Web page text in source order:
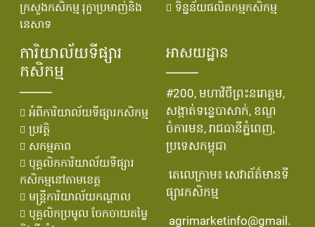
ក្រសួងកសិកម្ម រុក្ខាប្រមាញ់និង
នេសាទ
ទិន្នន័យផលិតកម្មកសិកម្ម
ការិយាល័យទីផ្សារ
កសិកម្ម
អំពីការិយាល័យទីផ្សារកសិកម្ម
ប្រវតិ្ត
សកម្មភាព
បុគ្គលិកការិយាល័យទីផ្សារ
កសិកម្មនៅតាមខេត្ត
មន្រ្ដីការិយាល័យកណ្ដាល
បុគ្គលិកប្រមូល ចែកចាយតម្លៃ
អាសយដ្ឋាន
#200, មហាវិថីព្រះនរោត្តម,
សង្កាត់ទន្លេបាសាក់, ខណ្ឌ
ចំការមន, រាជធានីភ្នំពេញ,
ប្រទេសកម្ពុជា
តេលេក្រាម៖ សេវាព័ត៌មានទី
ផ្សារកសិកម្ម
agrimarketinfo@gmail.